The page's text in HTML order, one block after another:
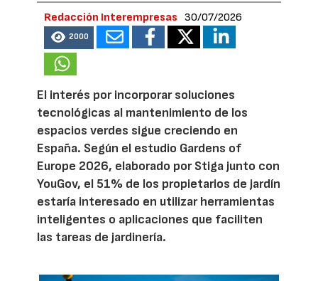
Redacción Interempresas 30/07/2026
2000
El interés por incorporar soluciones
tecnológicas al mantenimiento de los
espacios verdes sigue creciendo en
España. Según el estudio Gardens of
Europe 2026, elaborado por Stiga junto con
YouGov, el 51% de los propietarios de jardín
estaría interesado en utilizar herramientas
inteligentes o aplicaciones que faciliten
las tareas de jardinería.